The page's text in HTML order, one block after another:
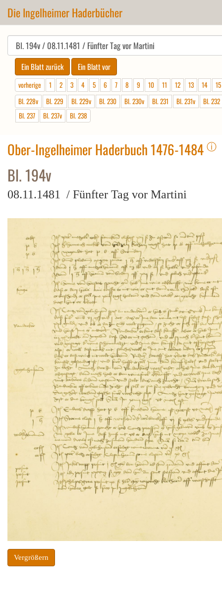
Die Ingelheimer Haderbücher
vorherige 1 2 3 4 5 6 7 8 9 10 11 12 13 14
15
Bl. 228v
Bl. 229 Bl. 229v Bl. 230 Bl. 230v Bl. 231 Bl. 231v
Bl. 232
Bl. 237
Bl. 237v Bl. 238
Ober-Ingelheimer Haderbuch 1476-1484 ⓘ
Bl. 194v
08.11.1481 / Fünfter Tag vor Martini
Vergrößern